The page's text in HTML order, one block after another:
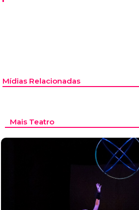
Mídias Relacionadas
Mais Teatro